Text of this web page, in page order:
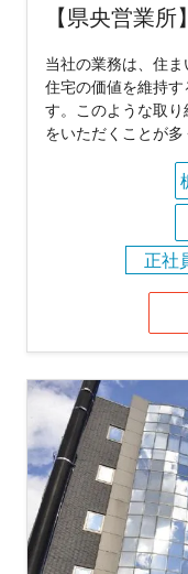
【県央営業
当社の業務は、住ま
住宅の価値を維持
す。このような取
をいただくことが
正社